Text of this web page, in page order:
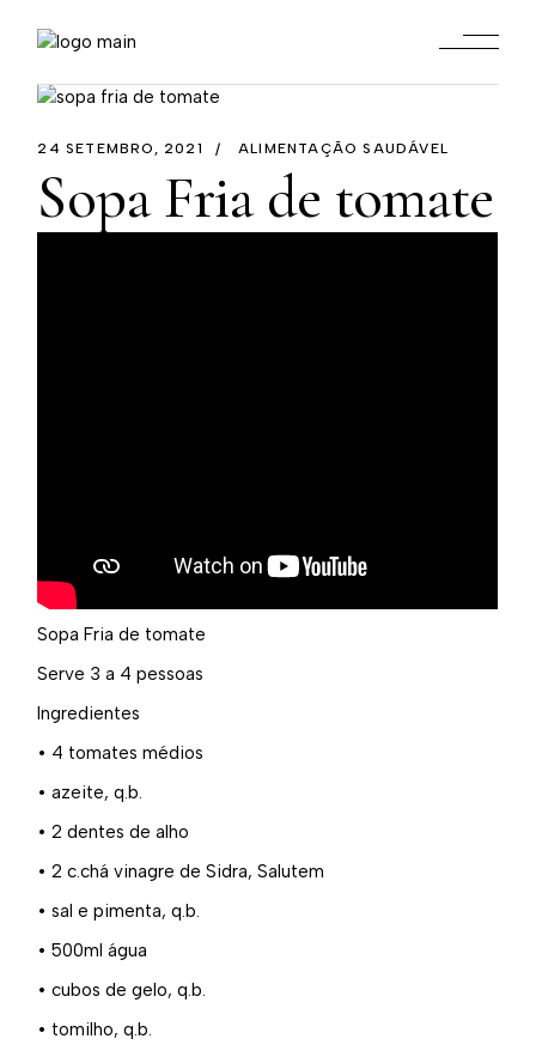
24 SETEMBRO, 2021 ALIMENTAÇÃO SAUDÁVEL
Sopa Fria de tomate
Sopa Fria de tomate
Serve 3 a 4 pessoas
Ingredientes
• 4 tomates médios
• azeite, q.b.
• 2 dentes de alho
• 2 c.chá vinagre de Sidra, Salutem
• sal e pimenta, q.b.
• 500ml água
• cubos de gelo, q.b.
• tomilho, q.b.